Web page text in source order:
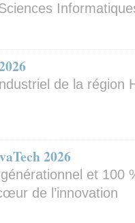
de la région
2026
et 100
de l’innovation